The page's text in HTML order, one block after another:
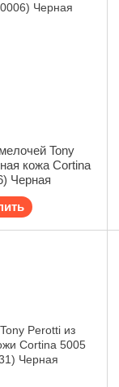
Tony
кожа Cortina
Черная